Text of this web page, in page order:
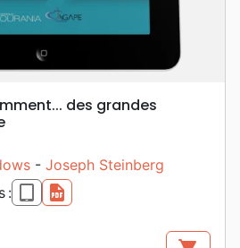
des grandes
- Joseph Steinberg
: epub
pdf